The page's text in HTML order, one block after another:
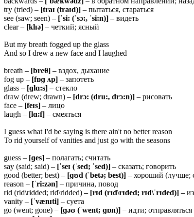
try (tried) – [traɪ (traɪd)] – пытаться, стараться
see (saw; seen) – [ˈsi: (ˈsɔ:, ˈsi:n)] – видеть
clear – [klɪə] – четкий; ясный
But my breath fogged up the glass
And so I drew a new face and I laughed
breath – [breθ] – вздох, дыхание
fog up – [fɒɡ ʌp] – запотеть
glass – [ɡlɑ:s] – стекло
draw (drew; drawn) – [drɔ: (dru:, drɔ:n)] – рисовать
face – [feɪs] – лицо
laugh – [lɑ:f] – смеяться
I guess what I'd be saying is there ain't no better reason
To rid yourself of vanities and just go with the seasons
guess – [ɡes] – полагать; считать
say (said; said) – [ˈseɪ (ˈsed; ˈsed)] – сказать; говорить
good (better; best) – [ɡʊd (ˈbetə; best)] – хороший (лучше;
reason – [ˈri:zən] – причина, повод
rid (rid\ridded; rid\ridded) – [rɪd (rɪd\rɪded; rɪd\ˈrɪded)] –
vanity – [ˈvænɪti] – суета
go (went; gone) – [ɡəʊ (ˈwent; ɡɒn)] – идти; отправляться